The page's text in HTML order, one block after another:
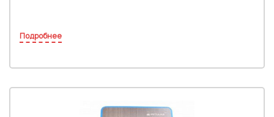
Подробнее